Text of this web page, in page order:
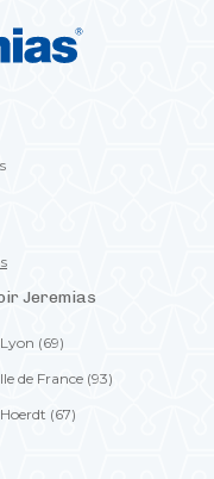
Jeremias
(69)
de France (93)
(67)